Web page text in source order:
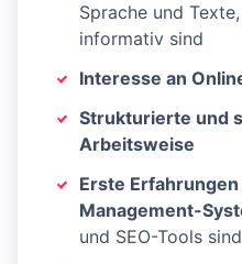
Sprache und
informativ sind
Interesse an
Strukturierte und
Arbeitsweise
Erste
Management-
und SEO-Tools